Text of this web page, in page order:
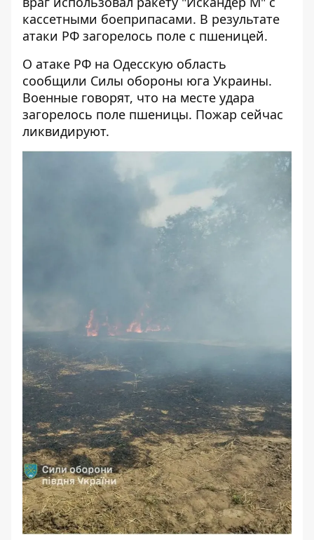
кассетными боеприпасами. В результате
атаки РФ загорелось поле с пшеницей.
О атаке РФ на Одесскую область
сообщили Силы обороны юга Украины.
Военные говорят, что на месте удара
загорелось поле пшеницы. Пожар сейчас
ликвидируют.